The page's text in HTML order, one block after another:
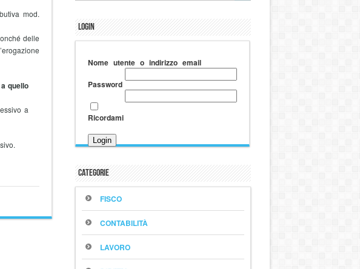
mod.
delle
quello
a
Login
Nome utente o indirizzo email
Password
Ricordami
Categorie
FISCO
CONTABILITÀ
LAVORO